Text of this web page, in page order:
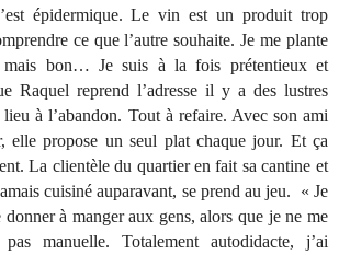
épidermique. Le vin est un produit trop
ce que l’autre souhaite. Je me plante
bon… Je suis à la fois prétentieux et
Raquel reprend l’adresse il y a des lustres
lieu à l’abandon. Tout à refaire. Avec son ami
elle propose un seul plat chaque jour. Et ça
La clientèle du quartier en fait sa cantine et
cuisiné auparavant, se prend au jeu. « Je
à manger aux gens, alors que je ne me
pas manuelle. Totalement autodidacte, j’ai